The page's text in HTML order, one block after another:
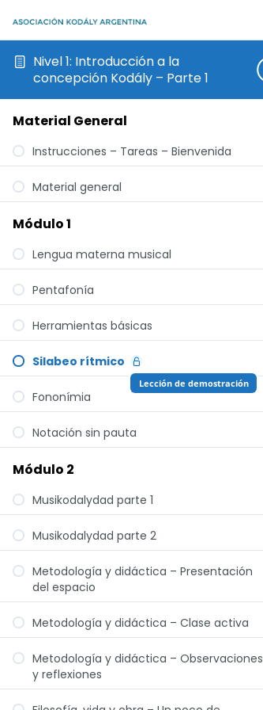
Nivel 1: Introducción a la
concepción Kodály – Parte 1
Material General
Instrucciones – Tareas – Bienvenida
Material general
Módulo 1
Lengua materna musical
Pentafonía
Herramientas básicas
Silabeo rítmico
Lección de demostración
Fononímia
Notación sin pauta
Módulo 2
Musikodalydad parte 1
Musikodalydad parte 2
Metodología y didáctica – Presentación
del espacio
Metodología y didáctica – Clase activa
Metodología y didáctica – Observaciones
y reflexiones